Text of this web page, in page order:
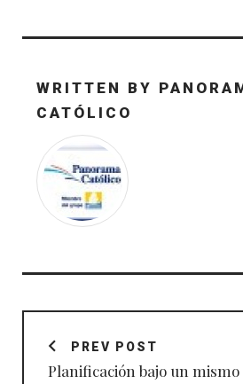
WRITTEN BY
CATÓLICO
Navegación
entradasPREV POST
Planificación bajo un mismo